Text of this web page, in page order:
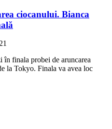
ciocanului. Bianca
în finala probei de aruncarea
la Tokyo. Finala va avea loc